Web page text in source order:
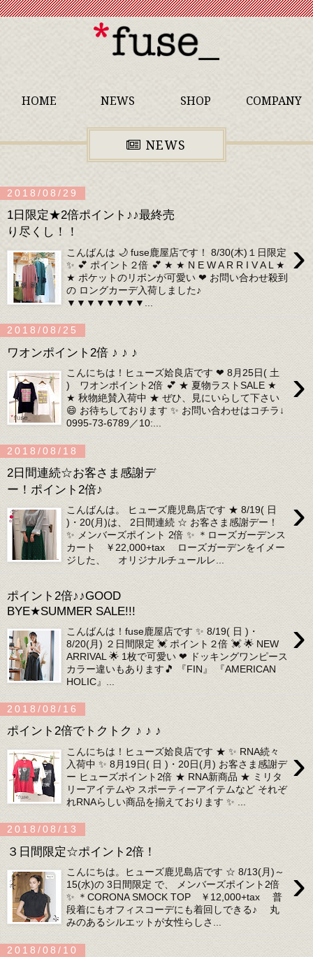
HOME NEWS SHOP COMPANY
NEWS
2018/08/29
1日限定★2倍ポイント♪♪最終売
り尽くし！！
›
こんばんは 🌙 fuse鹿屋店です！ 8/30(木)１日限定
✨ 💕 ポイント２倍 💕 ★ ★ N E W A R R I V A L ★
★ ポケットのリボンが可愛い ❤ お問い合わせ殺到
の ロングカーデ入荷しました♪
▼▼▼▼▼▼▼▼...
2018/08/25
ワオンポイント2倍 ♪ ♪ ♪
›
こんにちは！ヒューズ姶良店です ❤ 8月25日( 土
) ワオンポイント2倍 💕 ★ 夏物ラストSALE ★
★ 秋物絶賛入荷中 ★ ぜひ、見にいらして下さい
😄 お待ちしております ✨ お問い合わせはコチラ↓
0995-73-6789／10:...
2018/08/18
2日間連続☆お客さま感謝デ
ー！ポイント2倍♪
›
こんばんは。 ヒューズ鹿児島店です ★ 8/19( 日
)・20(月)は、 2日間連続 ☆ お客さま感謝デー！
✨ メンバーズポイント 2倍 ✨ ＊ローズガーデンス
カート ￥22,000+tax ローズガーデンをイメー
ジした、 オリジナルチュールレ...
ポイント2倍♪♪GOOD
BYE★SUMMER SALE!!!
›
こんばんは！fuse鹿屋店です ✨ 8/19( 日 )・
8/20(月) ２日間限定 💓 ポイント２倍 💓 🌟 NEW
ARRIVAL 🌟 1枚で可愛い ❤ ドッキングワンピース
カラー違いもあります🎵 『FIN』 『AMERICAN
HOLIC』...
2018/08/16
ポイント2倍でトクトク ♪ ♪ ♪
›
こんにちは！ヒューズ姶良店です ★ ✨ RNA続々
入荷中 ✨ 8月19日( 日 )・20日(月) お客さま感謝デ
ー ヒューズポイント2倍 ★ RNA新商品 ★ ミリタ
リーアイテムや スポーティーアイテムなど それぞ
れRNAらしい商品を揃えております ✨ ...
2018/08/13
３日間限定☆ポイント2倍！
›
こんにちは。ヒューズ鹿児島店です ☆ 8/13(月)～
15(水)の 3日間限定 で、 メンバーズポイント2倍
✨ ＊CORONA SMOCK TOP ￥12,000+tax 普
段着にもオフィスコーデにも着回しできる♪ 丸
みのあるシルエットが女性らしさ...
2018/08/10